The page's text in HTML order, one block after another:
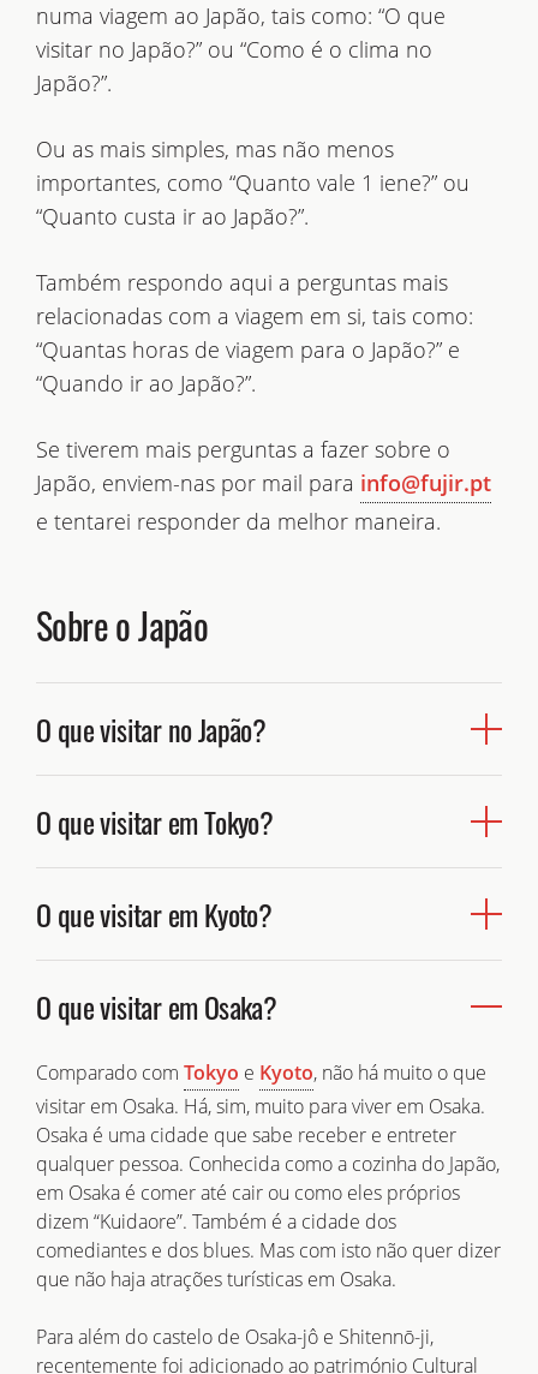
numa viagem ao Japão, tais como: “O que
visitar no Japão?” ou “Como é o clima no
Japão?”.
Ou as mais simples, mas não menos
importantes, como “Quanto vale 1 iene?” ou
“Quanto custa ir ao Japão?”.
Também respondo aqui a perguntas mais
relacionadas com a viagem em si, tais como:
“Quantas horas de viagem para o Japão?” e
“Quando ir ao Japão?”.
Se tiverem mais perguntas a fazer sobre o
Japão, enviem-nas por mail para info@fujir.pt
e tentarei responder da melhor maneira.
Sobre o Japão
O que visitar no Japão?
capital e grande metrópole
capitalKyotoe alguns mais curiosos atrevem-se a
Japão,Osaka. Mas atrações turísticas únicas no Japão
é algo que não falta!
O Japão tem uma diversidade de locais e história
O que visitar em Tokyo?
chegará para conhecer a grande metrópole por
apenas três das muitas possíveis:
Palácio do imperador
Templo Meiji
Templo Sanjo-ji
Mas o que nos atrai a Tokyo, é a intensa vida de dia, e
de noite, dos seus habitantes. A diversidade de locais,
lojas e restaurantes únicos no mundo.
O que visitar em Kyoto?
mais de 1000 templos, vários palácios e muitos jardins
que lá fiquemos, não conseguimos conhecer por
completo.
Mas para dar uma pequena amostra, vou enunciar três
locais a não perder:
Kinkaku-ji
Fushimi Inari-Taisha
Ryôan-ji
Sendo a capital cultural doJapão, também
O que visitar em Osaka?
Comparado com Tokyo e Kyoto, não há muito o que
visitar em Osaka. Há, sim, muito para viver em Osaka.
Osaka é uma cidade que sabe receber e entreter
qualquer pessoa. Conhecida como a cozinha do Japão,
em Osaka é comer até cair ou como eles próprios
dizem “Kuidaore”. Também é a cidade dos
comediantes e dos blues. Mas com isto não quer dizer
que não haja atrações turísticas em Osaka.
Para além do castelo de Osaka-jô e Shitennō-ji,
recentemente foi adicionado ao património Cultural